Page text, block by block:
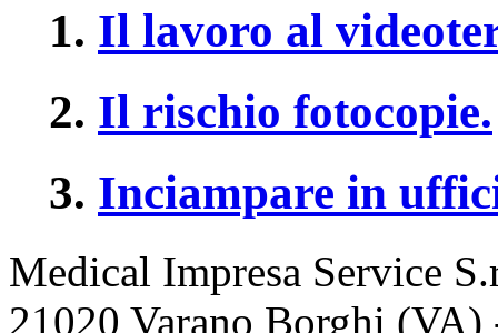
Il lavoro al
Il rischio fotocopie.
Inciampare in
Medical Impresa Service
21020 Varano Borghi